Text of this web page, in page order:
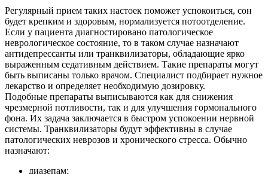
Регулярный прием таких настоек поможет успокоиться, сон
будет крепким и здоровым, нормализуется потоотделение.
Если у пациента диагностировано патологическое
неврологическое состояние, то в таком случае назначают
антидепрессанты или транквилизаторы, обладающие ярко
выраженным седативным действием. Такие препараты могут
быть выписаны только врачом. Специалист подбирает нужное
лекарство и определяет необходимую дозировку.
Подобные препараты выписываются как для снижения
чрезмерной потливости, так и для улучшения гормонального
фона. Их задача заключается в быстром успокоении нервной
системы. Транквилизаторы будут эффективны в случае
патологических неврозов и хронического стресса. Обычно
назначают:
диазепам;